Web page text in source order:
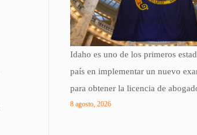
Idaho es uno de los primeros
país en implementar un nuevo
para obtener la licencia de
8 agosto, 2026